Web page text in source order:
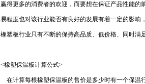
赢得更多的消费者的欢迎，而要想在保证产品性能
易程度也对该行业能否有良好的发展有着一定的影响
橡塑板行业只有不断的保持高品质、低价格、同时满
<橡塑保温板计算公式>
在计算每根橡塑保温板的售价是多少时有一个保温